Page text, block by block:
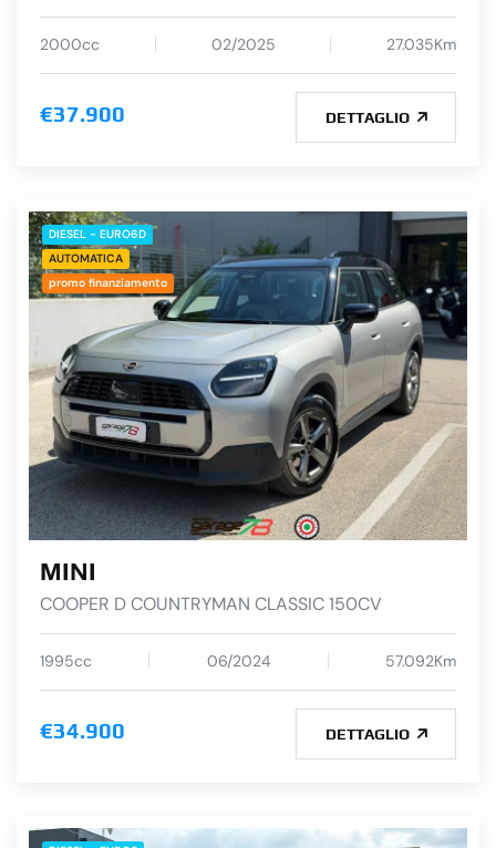
2000cc 02/2025 27.035Km
€37.900 DETTAGLIO
DIESEL - EURO6D
AUTOMATICA
promo finanziamento
MINI
COOPER D COUNTRYMAN CLASSIC 150CV
1995cc 06/2024 57.092Km
€34.900 DETTAGLIO